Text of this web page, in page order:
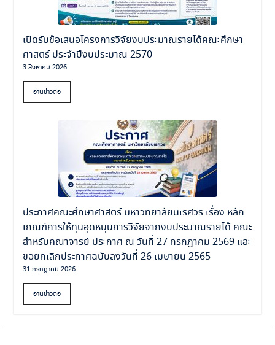
เปิดรับข้อเสนอโครงการวิจัยงบประมาณรายได้คณะศึกษา
ศาสตร์ ประจำปีงบประมาณ 2570
3 สิงหาคม 2026
อ่านข่าวต่อ
ประกาศคณะศึกษาศาสตร์ มหาวิทยาลัยนเรศวร เรื่อง หลัก
เกณฑ์การให้ทุนอุดหนุนการวิจัยจากงบประมาณรายได้ คณะ
สำหรับคณาจารย์ ประกาศ ณ วันที่ 27 กรกฎาคม 2569 และ
ขอยกเลิกประกาศฉบับลงวันที่ 26 เมษายน 2565
31 กรกฎาคม 2026
อ่านข่าวต่อ